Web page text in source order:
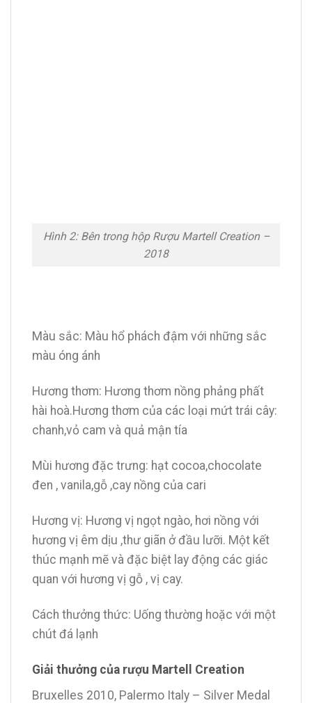
Hình 2: Bên trong hộp Rượu Martell Creation –
2018
Màu sắc: Màu hổ phách đậm với những sắc
màu óng ánh
Hương thơm: Hương thơm nồng phảng phất
hài hoà.Hương thơm của các loại mứt trái cây:
chanh,vỏ cam và quả mận tía
Mùi hương đặc trưng: hạt cocoa,chocolate
đen , vanila,gỗ ,cay nồng của cari
Hương vị: Hương vị ngọt ngào, hơi nồng với
hương vị êm dịu ,thư giãn ở đầu lưỡi. Một kết
thúc mạnh mẽ và đặc biệt lay động các giác
quan với hương vị gỗ , vị cay.
Cách thưởng thức: Uống thường hoặc với một
chút đá lạnh
Giải thưởng của rượu Martell Creation
Bruxelles 2010, Palermo Italy – Silver Medal